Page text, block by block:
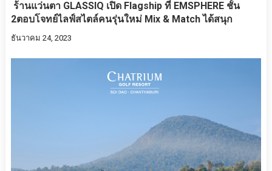
ร้านแว่นตา GLASSIQ เปิด Flagship ที่ EMSPHERE ชั้น
2ตอบโจทย์ไลฟ์สไตล์คนรุ่นใหม่ Mix & Match ได้สนุก
ธันวาคม 24, 2023